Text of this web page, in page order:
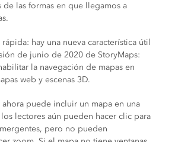
de las formas en que llegamos a
hay una nueva característica útil
de junio de 2020 de StoryMaps:
la navegación de mapas en
web y escenas 3D.
puede incluir un mapa en una
lectores aún pueden hacer clic para
pero no pueden